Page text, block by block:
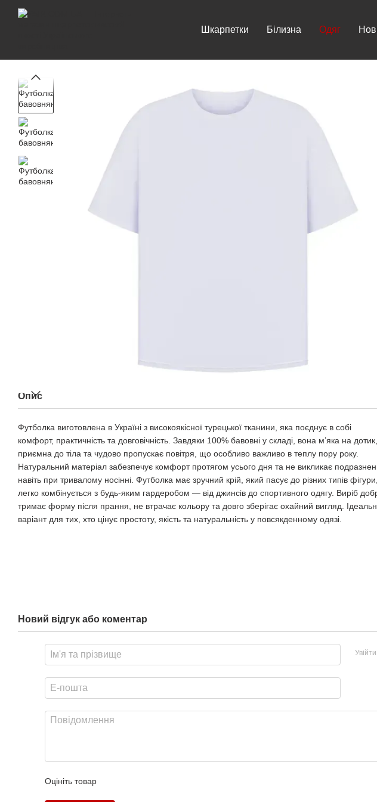
Перейти до основного контенту
Шкарпетки Білизна Одяг
Опис
Футболка виготовлена в Україні з високоякісної турецької тканини, яка поєднує в собі
комфорт, практичність та довговічність. Завдяки 100% бавовні у складі, вона м’яка на дотик,
приємна до тіла та чудово пропускає повітря, що особливо важливо в теплу пору року.
Натуральний матеріал забезпечує комфорт протягом усього дня та не викликає
навіть при тривалому носінні. Футболка має зручний крій, який пасує до різних типів фігури,
легко комбінується з будь-яким гардеробом — від джинсів до спортивного одягу. Виріб
тримає форму після прання, не втрачає кольору та довго зберігає охайний вигляд.
варіант для тих, хто цінує простоту, якість та натуральність у повсякденному одязі.
Новий відгук або коментар
Оцініть товар